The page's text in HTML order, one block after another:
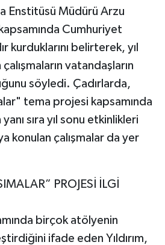
Enstitüsü Müdürü Arzu
Cumhuriyet
kurduklarını belirterek, yıl
vatandaşların
söyledi. Çadırlarda,
tema projesi kapsamında
sıra yıl sonu etkinlikleri
konulan çalışmalar da yer
PROJESİ İLGİ
birçok atölyenin
ifade eden Yıldırım,